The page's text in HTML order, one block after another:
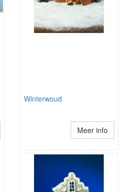
Winterwoud
Meer info